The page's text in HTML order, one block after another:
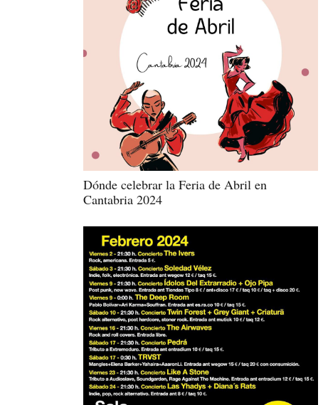
Dónde celebrar la Feria de Abril en
Cantabria 2024